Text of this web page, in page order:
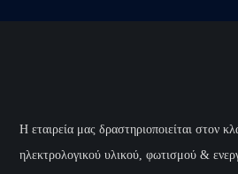
H εταιρεία μας δραστηριοποιείται στον
ηλεκτρολογικού υλικού, φωτισμού &